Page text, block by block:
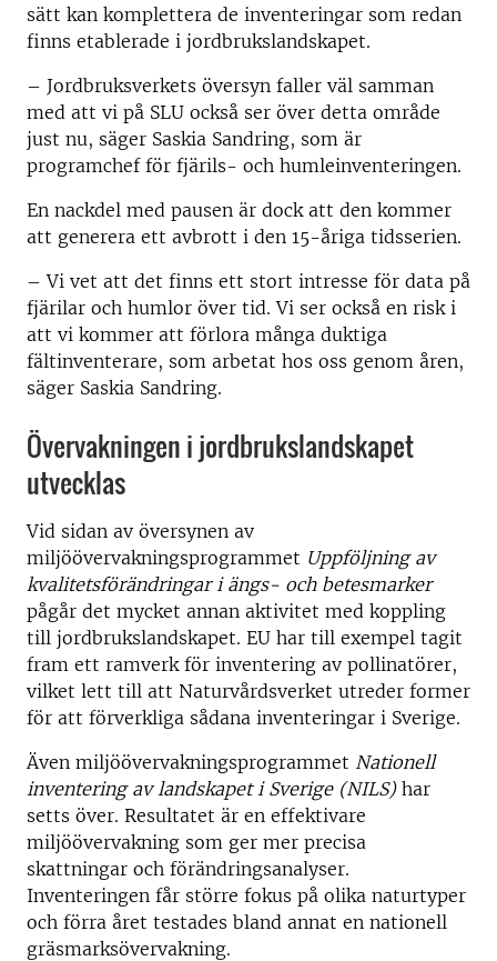
sätt kan komplettera de inventeringar som redan
finns etablerade i jordbrukslandskapet.
– Jordbruksverkets översyn faller väl samman
med att vi på SLU också ser över detta område
just nu, säger Saskia Sandring, som är
programchef för fjärils- och humleinventeringen.
En nackdel med pausen är dock att den kommer
att generera ett avbrott i den 15-åriga tidsserien.
– Vi vet att det finns ett stort intresse för data på
fjärilar och humlor över tid. Vi ser också en risk i
att vi kommer att förlora många duktiga
fältinventerare, som arbetat hos oss genom åren,
säger Saskia Sandring.
Övervakningen i jordbrukslandskapet
utvecklas
Vid sidan av översynen av
miljöövervakningsprogrammet Uppföljning av
kvalitetsförändringar i ängs- och betesmarker
pågår det mycket annan aktivitet med koppling
till jordbrukslandskapet. EU har till exempel tagit
fram ett ramverk för inventering av pollinatörer,
vilket lett till att Naturvårdsverket utreder former
för att förverkliga sådana inventeringar i Sverige.
Även miljöövervakningsprogrammet Nationell
inventering av landskapet i Sverige (NILS)har
setts över. Resultatet är en effektivare
miljöövervakning som ger mer precisa
skattningar och förändringsanalyser.
Inventeringen får större fokus på olika naturtyper
och förra året testades bland annat en nationell
gräsmarksövervakning.